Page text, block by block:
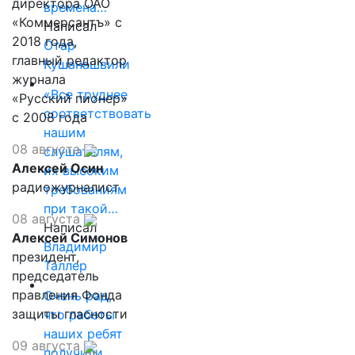
времена…
Написал
Отар
Кушанашвили
«Все труднее
соответствовать
нашим
слушателям,
их высоким
требованиям
при такой…
Написал
Владимир
Таллер
Очень рад,
что работы
наших ребят
директора ОАО
«Коммерсантъ» с
2018 года,
главный редактор
журнала
«Русский пионер»
с 2008 года
08 августа
Алексей Осин
радиожурналист
08 августа
Алексей Симонов
президент,
председатель
правления Фонда
защиты гласности
09 августа